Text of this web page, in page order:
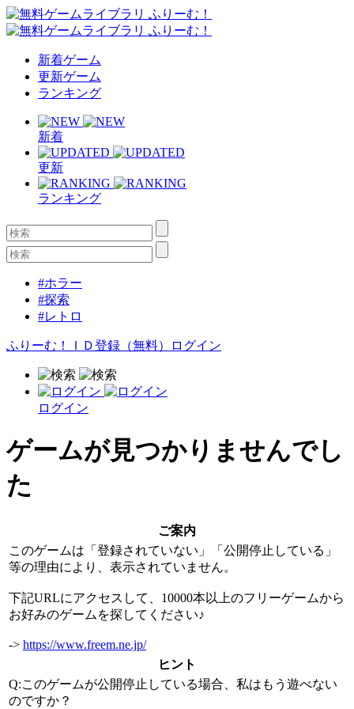
新着ゲーム
更新ゲーム
ランキング
新着
更新
ランキング
#ホラー
#探索
#レトロ
ふりーむ！ＩＤ登録（無料） ログイン
ログイン
ゲームが見つかりませんでし
た
ご案内
このゲームは「登録されていない」「公開停止している」
等の理由により、表示されていません。
下記URLにアクセスして、10000本以上のフリーゲームから
お好みのゲームを探してください♪
-> https://www.freem.ne.jp/
ヒント
Q:このゲームが公開停止している場合、私はもう遊べない
のですか？